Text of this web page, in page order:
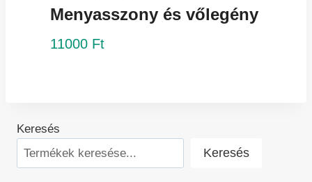
Menyasszony és vőlegény
11000 Ft
Keresés
Keresés